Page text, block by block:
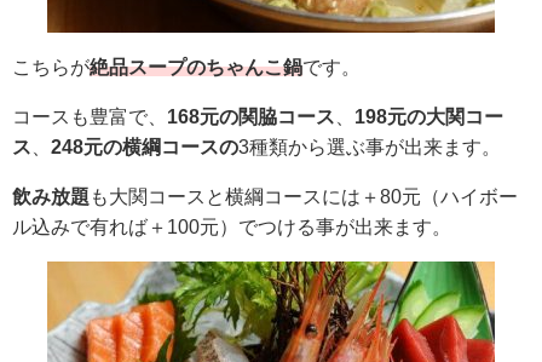
こちらが絶品スープのちゃんこ鍋です。
コースも豊富で、 168元の関脇コース
198元の大関コー
ス
248元の横綱コースの3種類から選ぶ事が出来ます。
飲み放題 も大関コースと横綱コースには＋80元（ハイボー
ル込みで有れば＋100元）でつける事が出来ます。